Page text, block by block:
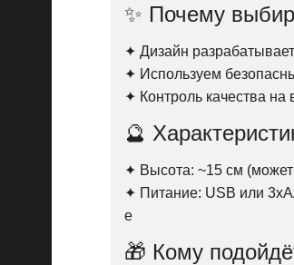
✨ Почему
✦ Дизайн
✦ Используем
✦ Контроль качества на
🔮
✦ Высота: ~15 см (может
✦ Питание: USB или
е
🎁 Кому